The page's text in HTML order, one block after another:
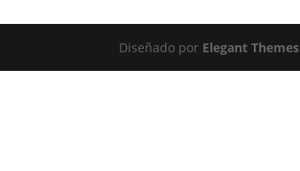
Diseñado por Elegant Themes